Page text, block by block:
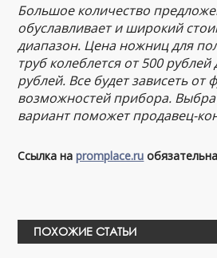
Большое количество
обуславливает и широкий
диапазон. Цена ножниц для
труб колеблется от 500 рублей
рублей. Все будет зависеть от
возможностей прибора.
вариант поможет продавец-
Ссылка наpromplace.ru обязательна
ПОХОЖИЕ СТАТЬИ